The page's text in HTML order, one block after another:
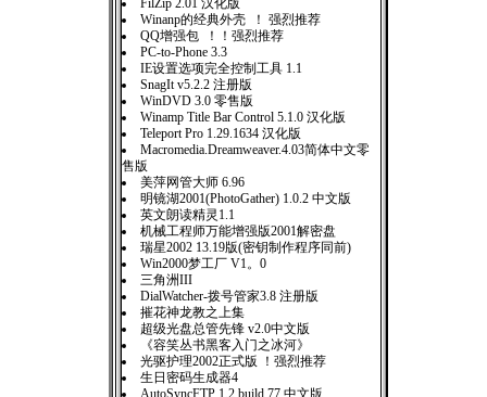
FilZip 2.01 汉化版
Winanp的经典外壳 ！ 强烈推荐
QQ增强包 ！！强烈推荐
PC-to-Phone 3.3
IE设置选项完全控制工具 1.1
SnagIt v5.2.2 注册版
WinDVD 3.0 零售版
Winamp Title Bar Control 5.1.0 汉化版
Teleport Pro 1.29.1634 汉化版
Macromedia.Dreamweaver.4.03简体中文零
售版
美萍网管大师 6.96
明镜湖2001(PhotoGather) 1.0.2 中文版
英文朗读精灵1.1
机械工程师万能增强版2001解密盘
瑞星2002 13.19版(密钥制作程序同前)
Win2000梦工厂 V1。0
三角洲III
DialWatcher-拨号管家3.8 注册版
摧花神龙教之上集
超级光盘总管先锋 v2.0中文版
《容笑丛书黑客入门之冰河》
光驱护理2002正式版 ！强烈推荐
生日密码生成器4
AutoSyncFTP 1.2 build 77 中文版